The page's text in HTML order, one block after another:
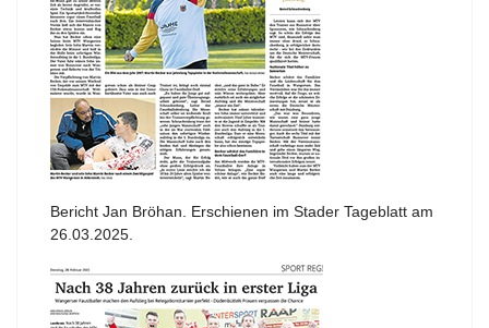
Bericht Jan Bröhan. Erschienen im Stader Tageblatt am
26.03.2025.